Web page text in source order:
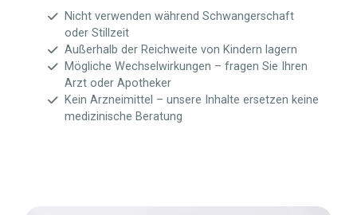
Nicht verwenden während Schwangerschaft
oder Stillzeit
Außerhalb der Reichweite von Kindern lagern
Mögliche Wechselwirkungen – fragen Sie Ihren
Arzt oder Apotheker
Kein Arzneimittel – unsere Inhalte ersetzen keine
medizinische Beratung